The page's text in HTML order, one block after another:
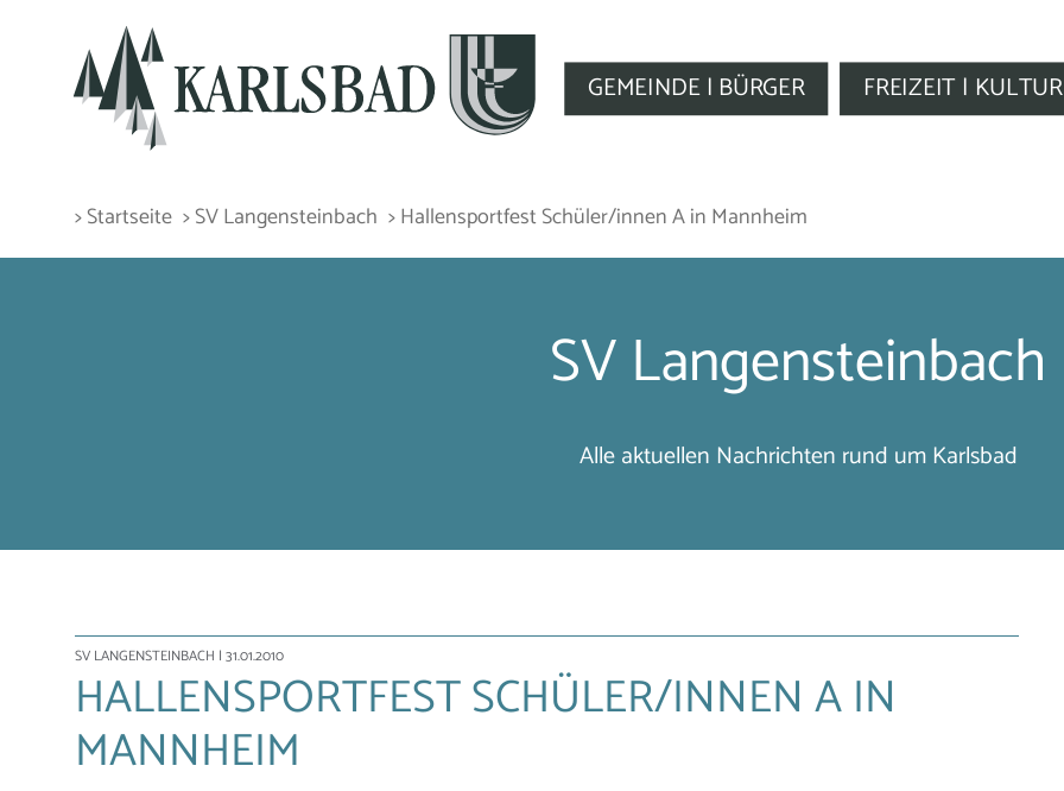
GEMEINDE | BÜRGER FREIZEIT | KULTUR
> Startseite > SV Langensteinbach > Hallensportfest Schüler/innen A in Mannheim
SV Langensteinbach
Alle aktuellen Nachrichten rund um Karlsbad
SV LANGENSTEINBACH | 31.01.2010
HALLENSPORTFEST SCHÜLER/INNEN A IN
MANNHEIM